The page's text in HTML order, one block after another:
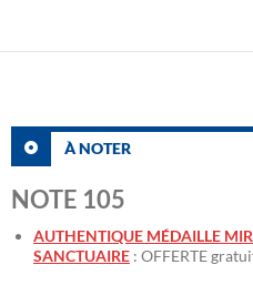
À NOTER
NOTE 105
AUTHENTIQUE MÉDAILLE
SANCTUAIRE : OFFERTE